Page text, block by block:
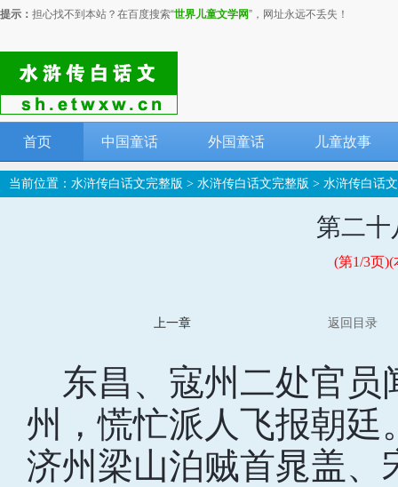
提示： 担心找不到本站？在百度搜索“世界儿童文学网”，网址永远不丢失！
首页 中国童话 外国童话 儿童故事
当前位置： 水浒传白话文完整版 > 水浒传白话文完整版 > 水浒传白话
第二十
(第1/3页
上一章 返回目录
东昌、寇州二处官员
州，慌忙派人飞报朝
济州梁山泊贼首晁盖、